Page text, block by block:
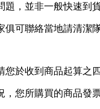
題，並非一般快速到
可聯絡當地請清潔
於收到商品起算之
您所購買的商品發